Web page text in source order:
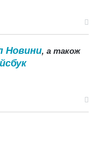
Новини, а також